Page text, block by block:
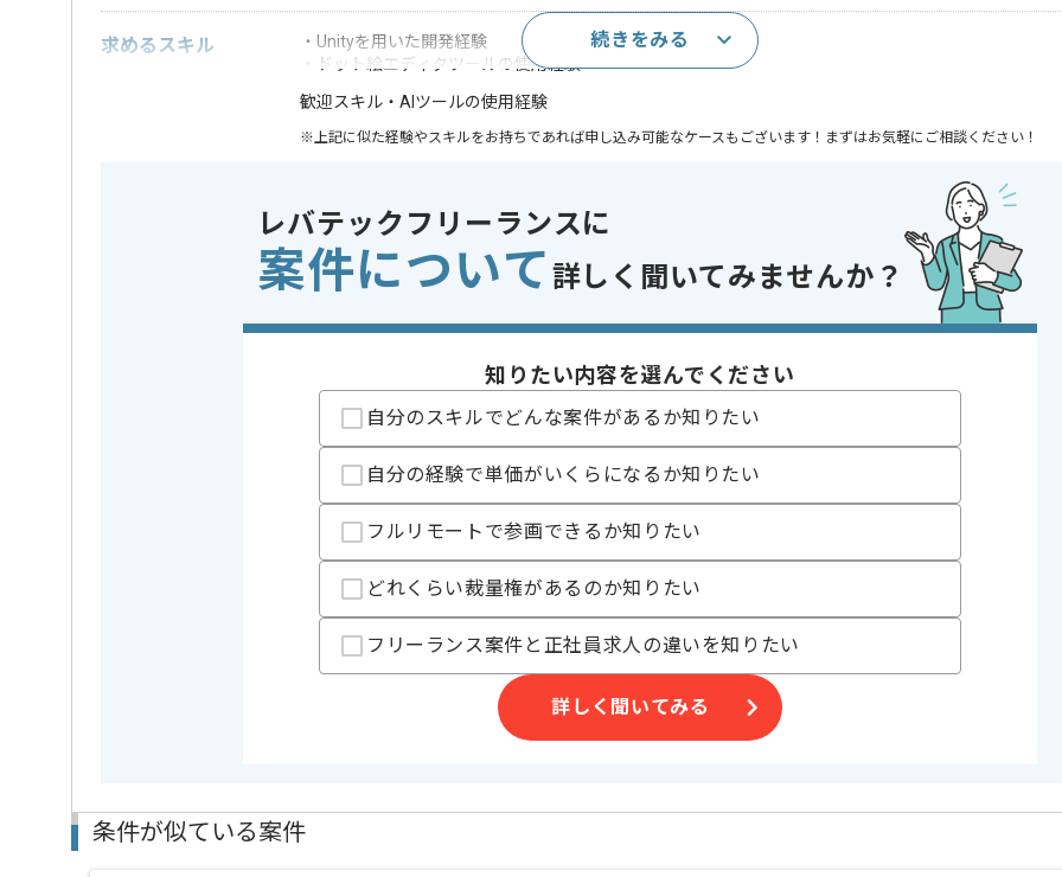
求めるスキル
・Unityを用いた開発経験
・ドット絵エディタツールの使用経験
歓迎スキル ・AIツールの使用経験
※上記に似た経験やスキルをお持ちであれば申し込み可能なケースもございます！まずはお気軽にご相談ください！
この案件のポイント 業界
コンシューマーゲーム
業務内容
特徴
新規立ち上げ , 20代活躍中 , 長期プロジェクト , 急募 , ゲーム好き歓迎 , 従業員100
超大手企業の孫会社になります。
オンラインゲーム、モバイルゲーム、カジュアルゲーム、コンシューマゲームなど
多様なジャンルのゲーム開発及びパブリッシング、運営を展開している企業でございます。
メンバーの役割と責任を明確にし、自発的なアイデアについては積極的にチャレンジさせてくれる社風です。
在籍メンバーには大手ゲーム会社出身者も多く、少数精鋭ながらも開発・運営ノウハウにも長けております。
続きをみる
レバテックフリーランスに
案件について 詳しく聞いてみませんか？
知りたい内容を選んでください
自分のスキルでどんな案件があるか知りたい
自分の経験で単価がいくらになるか知りたい
フルリモートで参画できるか知りたい
どれくらい裁量権があるのか知りたい
フリーランス案件と正社員求人の違いを知りたい
詳しく聞いてみる
条件が似ている案件